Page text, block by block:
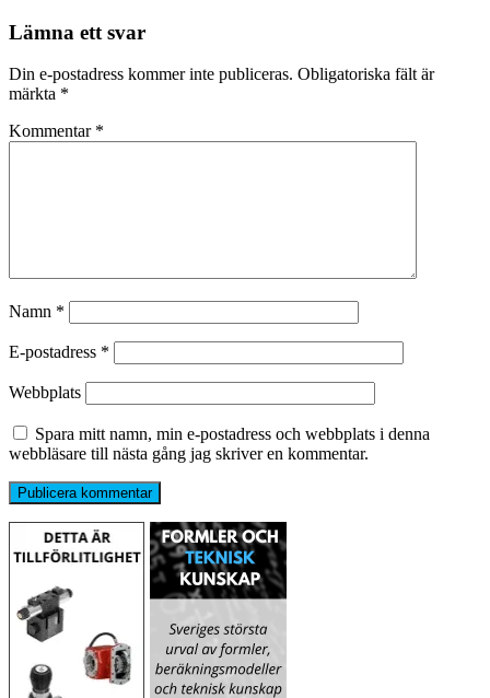
Lämna ett svar
Din e-postadress kommer inte publiceras. Obligatoriska fält är
märkta *
Kommentar *
Namn *
E-postadress *
Webbplats
Spara mitt namn, min e-postadress och webbplats i denna
webbläsare till nästa gång jag skriver en kommentar.